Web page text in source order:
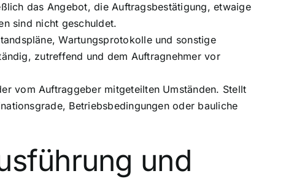
das Angebot, die Auftragsbestätigung, etwaige
sind nicht geschuldet.
Wartungsprotokolle und sonstige
zutreffend und dem Auftragnehmer vor
vom Auftraggeber mitgeteilten Umständen. Stellt
Betriebsbedingungen oder bauliche
und